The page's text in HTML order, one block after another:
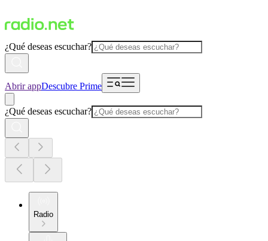
¿Qué deseas escuchar?
Abrir appDescubre Prime
¿Qué deseas escuchar?
Radio